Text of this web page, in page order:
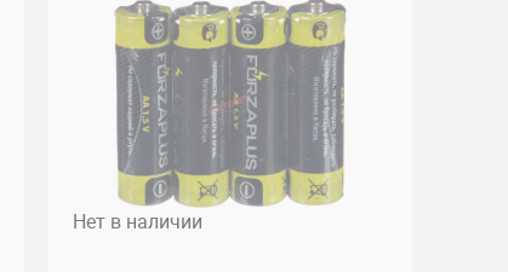
Нет в наличии